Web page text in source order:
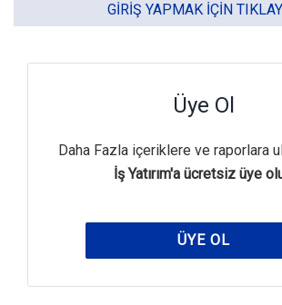
GIRIŞ YAPMAK IÇIN
Üye Ol
Daha Fazla içeriklere ve raporlara
İş Yatırım'a ücretsiz üye
ÜYE OL